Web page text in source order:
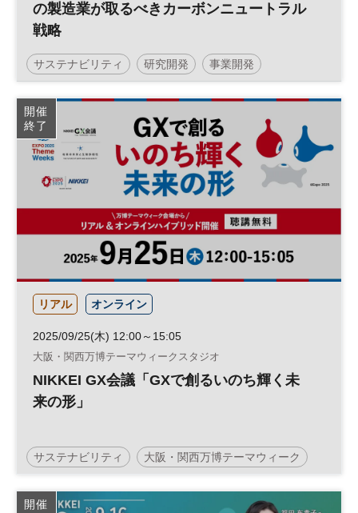
の製造業が取るべきカーボンニュートラル
戦略
サステナビリティ 研究開発 事業開発
サーキュラーエコノミー 事業戦略 脱炭素
カーボンニュートラル 環境 製造業 参加無料
開催
終了
リアル オンライン
2025/09/25(木) 12:00～15:05
大阪・関西万博テーマウィークスタジオ
NIKKEI GX会議「GXで創るいのち輝く未
来の形」
サステナビリティ 大阪・関西万博テーマウィーク
グリーントランスフォーメーション
大阪・関西万博
開催